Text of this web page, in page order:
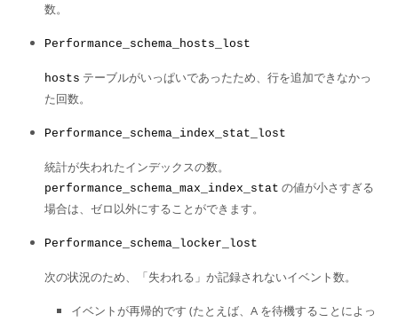
数。
Performance_schema_hosts_lost
hosts テーブルがいっぱいであったため、行を追加できなかっ
た回数。
Performance_schema_index_stat_lost
統計が失われたインデックスの数。
performance_schema_max_index_stat の値が小さすぎる
場合は、ゼロ以外にすることができます。
Performance_schema_locker_lost
次の状況のため、 「失われる 」 か記録されないイベント数。
イベントが再帰的です (たとえば、A を待機することによっ